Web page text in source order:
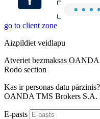
go to client zone
Aizpildiet veidlapu
Atveriet bezmaksas
Rodo section
Kas ir personas datu pārzinis?
OANDA TMS Brokers S.A.
E-pasts